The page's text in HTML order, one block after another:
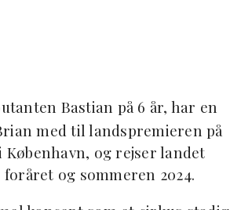
Bastian på 6 år, har en
med til landspremieren på
og rejser landet
og sommeren 2024.